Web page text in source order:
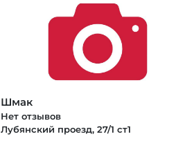
Шмак
Нет отзывов
Лубянский проезд, 27/1 ст1